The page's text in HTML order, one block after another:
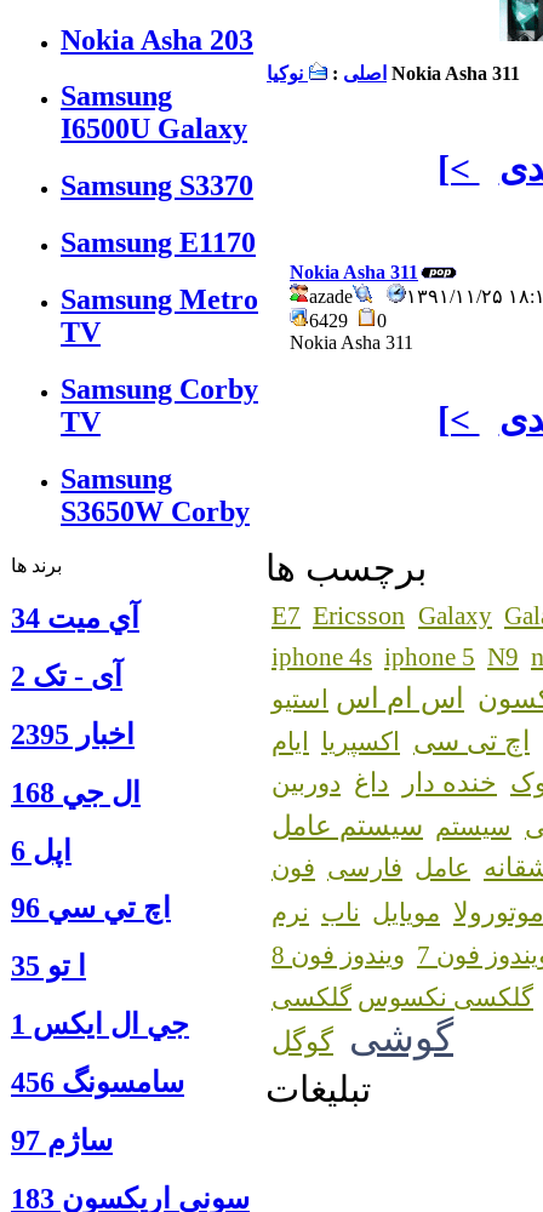
Nokia Asha 203
Samsung
I6500U Galaxy
Samsung S3370
Samsung E1170
Samsung Metro
TV
Samsung Corby
TV
Samsung
S3650W Corby
برند ها
آي ميت 34
آی - تک 2
اخبار 2395
ال جي 168
اپل 6
اچ تي سي 96
ا‍ تو 35
جي ال ايكس 1
سامسونگ 456
ساژم 97
سوني اريكسون 183
اصلی : نوكيا Nokia Asha 311
[<
Nokia Asha 311
azade
۱۱/۲۵ ۱۸:۱۳
6429
0
Nokia Asha 311
[<
برچسب ها
E7 Ericsson Galaxy
iphone 4s iphone 5 N9
اس ام اس استیو
اچ تی سی اکسپریا ایام
خنده دار داغ دوربین
سیستم سیستم عامل
عامل فارسی فون
موتورولا مویایل ناب نرم
فون 7
ویندوز فون 8
گلکسی نکسوس
گوشی گوگل
تبلیغات